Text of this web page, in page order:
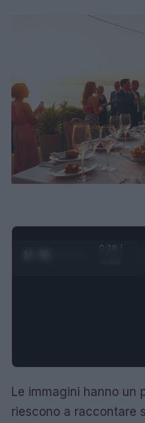
0:29 /
Le immagini hanno un
riescono a raccontare